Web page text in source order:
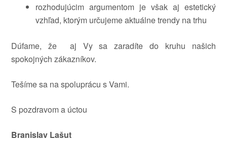
rozhodujúcim argumentom je však aj estetický
vzhľad, ktorým určujeme aktuálne trendy na trhu
Dúfame, že aj Vy sa zaradíte do kruhu našich
spokojných zákazníkov.
Tešíme sa na spoluprácu s Vami.
S pozdravom a úctou
Branislav Lašut